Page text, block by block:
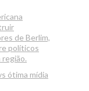
de Berlim,
políticos
região.
ótima mídia